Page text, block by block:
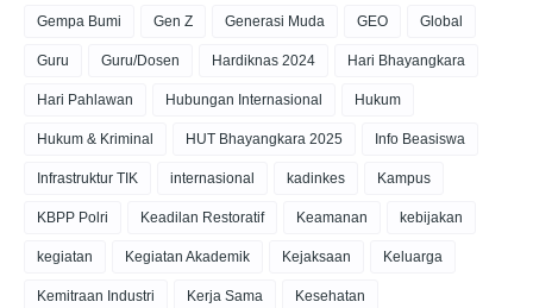
Gempa Bumi Gen Z Generasi Muda GEO Global
Guru Guru/Dosen Hardiknas 2024 Hari Bhayangkara
Hari Pahlawan Hubungan Internasional Hukum
Hukum & Kriminal HUT Bhayangkara 2025 Info Beasiswa
Infrastruktur TIK internasional kadinkes Kampus
KBPP Polri Keadilan Restoratif Keamanan kebijakan
kegiatan Kegiatan Akademik Kejaksaan Keluarga
Kemitraan Industri Kerja Sama Kesehatan